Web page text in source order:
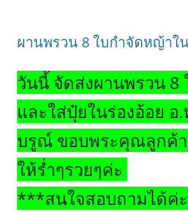
ผานพรวน 8 ใบกำจัดหญ้าใ
วันนี้ จัดส่งผานพรวน 8
และใส่ปุ๋ยในร่องอ้อย อ
บรูณ์ ขอบพระคุณลูกค้
ให้ร่ำๆรวยๆค่ะ
***สนใจสอบถามได้ค่